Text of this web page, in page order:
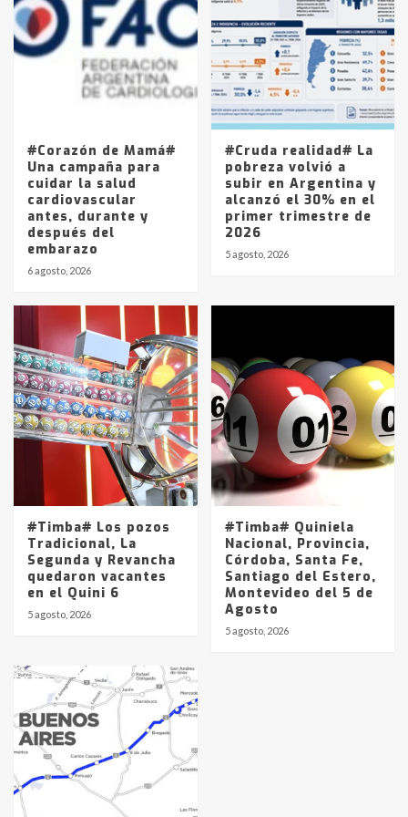
4
joven de Trenque Lauquen
Los precios de los combustibles en
La Pampa, desde YPF hasta Axion
entre 857 a 1338 pesos
#Corazón de Mamá#
Una campaña para
cuidar la salud
cardiovascular
antes, durante y
después del
embarazo
6 agosto, 2026
#Cruda realidad# La
pobreza volvió a
subir en Argentina y
alcanzó el 30% en el
primer trimestre de
2026
5 agosto, 2026
#Timba# Los pozos
Tradicional, La
Segunda y Revancha
quedaron vacantes
en el Quini 6
5 agosto, 2026
#Timba# Quiniela
Nacional, Provincia,
Córdoba, Santa Fe,
Santiago del Estero,
Montevideo del 5 de
Agosto
5 agosto, 2026